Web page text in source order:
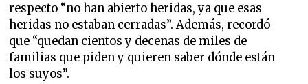
respecto “no han abierto heridas, ya que esas
heridas no estaban cerradas”. Además, recordó
que “quedan cientos y decenas de miles de
familias que piden y quieren saber dónde están
los suyos”.